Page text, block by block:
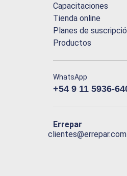
Capacitaciones
Tienda online
Planes de
Productos
WhatsApp
+54 9 11 5936-
Errepar
clientes@errepar.com